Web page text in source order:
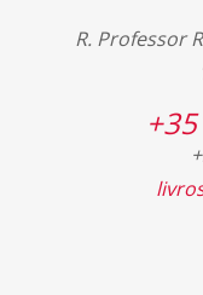
R. Professor